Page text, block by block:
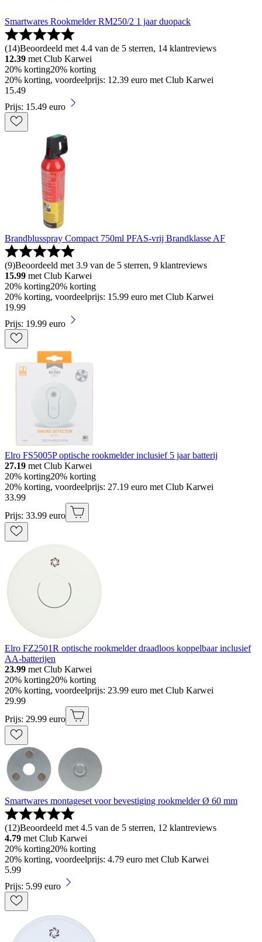
Smartwares Rookmelder RM250/2 1 jaar duopack
(14)Beoordeeld met 4.4 van de 5 sterren, 14 klantreviews
12.39 met Club Karwei
20% korting20% korting
20% korting, voordeelprijs: 12.39 euro met Club Karwei
15.49
Prijs: 15.49 euro
Brandblusspray Compact 750ml PFAS-vrij Brandklasse AF
(9)Beoordeeld met 3.9 van de 5 sterren, 9 klantreviews
15.99 met Club Karwei
20% korting20% korting
20% korting, voordeelprijs: 15.99 euro met Club Karwei
19.99
Prijs: 19.99 euro
Elro FS5005P optische rookmelder inclusief 5 jaar batterij
27.19 met Club Karwei
20% korting20% korting
20% korting, voordeelprijs: 27.19 euro met Club Karwei
33.99
Prijs: 33.99 euro
Elro FZ2501R optische rookmelder draadloos koppelbaar inclusief
AA-batterijen
23.99 met Club Karwei
20% korting20% korting
20% korting, voordeelprijs: 23.99 euro met Club Karwei
29.99
Prijs: 29.99 euro
Smartwares montageset voor bevestiging rookmelder Ø 60 mm
(12)Beoordeeld met 4.5 van de 5 sterren, 12 klantreviews
4.79 met Club Karwei
20% korting20% korting
20% korting, voordeelprijs: 4.79 euro met Club Karwei
5.99
Prijs: 5.99 euro